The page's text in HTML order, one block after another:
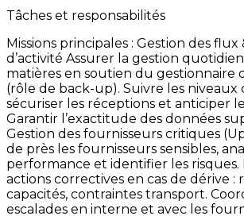
Tâches et responsabilités
Missions principales : Gestion des flux
d’activité Assurer la gestion
matières en soutien du gestionnaire
(rôle de back-up). Suivre les niveaux
sécuriser les réceptions et anticiper
Garantir l’exactitude des données
Gestion des fournisseurs critiques
de près les fournisseurs sensibles,
performance et identifier les
actions correctives en cas de dérive :
capacités, contraintes transport.
escalades en interne et avec les